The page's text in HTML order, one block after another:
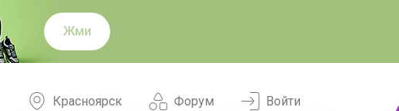
Жми
Форум
Красноярск Войти